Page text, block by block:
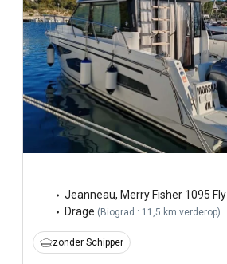
Jeanneau, Merry Fisher 1095 Fly
Drage ( Biograd : 11,5 km verderop)
zonder Schipper